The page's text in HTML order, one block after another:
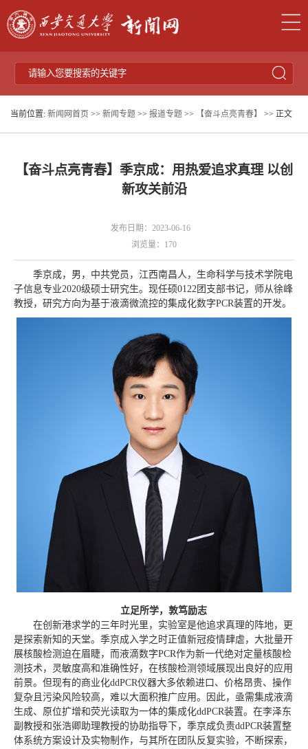
当前位置: 新闻网首页 >> 新闻专题 >> 报道专题 >> 【奋斗点亮青春】 >> 正文
【奋斗点亮青春】季京成：用热爱追求真理 以创
新攻关前沿
发布日期：2023-06-16
浏览量： 170
季京成，男，中共党员，江西南昌人，生命科学与技术学院电
子信息专业2020级硕士研究生。现任硕0122团支部书记，师从徐峰
教授，研究方向为基于液滴微流控的集成化数字PCR装置的开发。
立足所学，敦笃励志
在创新港求学的三年时光里，实验室是他追求真理的阵地，更
是探索新知的天堂。季京成入学之时正值新冠疫情肆虐，大批量开
展核酸检测迫在眉睫，而液滴数字PCR作为新一代绝对定量核酸检
测技术，灵敏度高和准确性好，在核酸检测领域展现出良好的应用
前景。但现有的商业化ddPCR仪器大多依赖进口、价格昂贵、操作
复杂且污染风险较高，难以大面积推广应用。因此，亟需集成液滴
生成、原位扩增和荧光读取为一体的集成化ddPCR装置。在李泽东
副教授和张浩卿助理教授的协助指导下，季京成负责ddPCR装置整
体系统方案设计及实物制作，与其所在团队反复实验，不断探索，